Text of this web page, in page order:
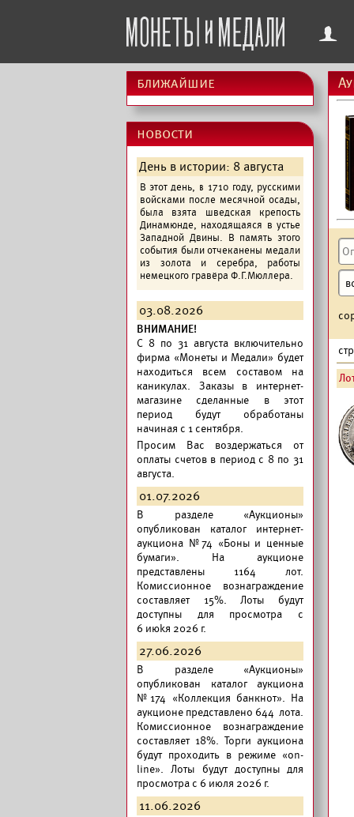
f
ближайшие
новости
День в истории: 8 августа
В этот день, в 1710 году, русскими
войсками после месячной осады,
была взята шведская крепость
Динамюнде, находящаяся в устье
Западной Двины. В память этого
события были отчеканены медали
из золота и серебра, работы
немецкого гравёра Ф.Г.Мюллера.
03.08.2026
ВНИМАНИЕ!
C 8 по 31 августа включительно
фирма «Монеты и Медали» будет
находиться всем составом на
каникулах. Заказы в интернет-
магазине сделанные в этот
период будут обработаны
начиная с 1 сентября.
Просим Вас воздержаться от
оплаты счетов в период с 8 по 31
августа.
01.07.2026
В разделе «Аукционы»
опубликован каталог интернет-
аукциона №74 «Боны и ценные
бумаги». На аукционе
представлены 1164 лот.
Комиссионное вознаграждение
составляет 15%. Лоты будут
доступны для просмотра с
6 июkя 2026 г.
27.06.2026
В разделе «Аукционы»
опубликован каталог аукциона
№174 «Коллекция банкнот». На
аукционе представлено 644 лота.
Комиссионное вознаграждение
составляет 18%. Торги аукциона
будут проходить в режиме «on-
line». Лоты будут доступны для
просмотра с 6 июля 2026 г.
11.06.2026